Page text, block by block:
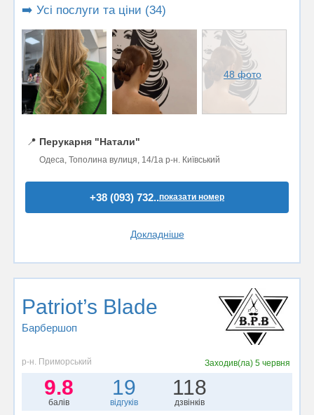
➡️ Усі послуги та ціни (34)
48 фото
📍 Перукарня "Натали"
Одеса, Тополина вулиця, 14/1а р-н. Київський
+38 (093) 732..показати номер
Докладніше
Patriot’s Blade
Барбершоп
р-н. Приморський Заходив(ла) 5 червня
9.8
балів
19
відгуків
118
дзвінків